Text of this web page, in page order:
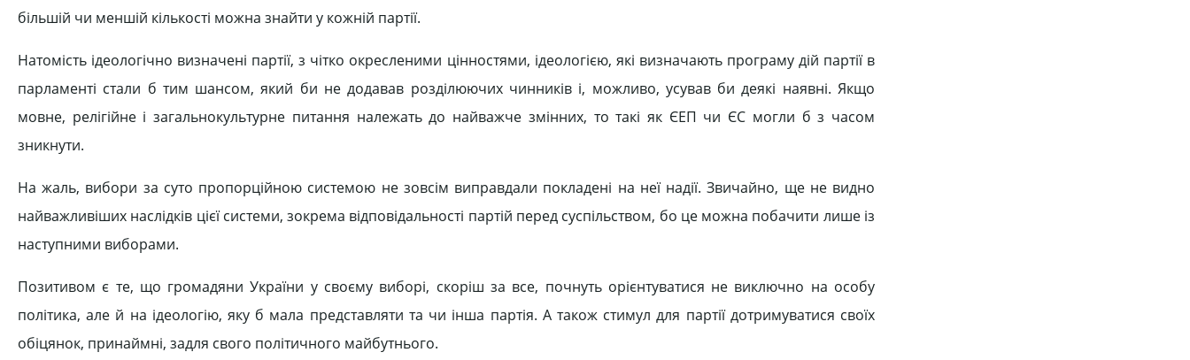
більшій чи меншій кількості можна знайти у кожній партії.
Натомість ідеологічно визначені партії, з чітко окресленими цінностями, ідеологією, які визначають програму дій партії в
парламенті стали б тим шансом, який би не додавав розділюючих чинників і, можливо, усував би деякі наявні. Якщо
мовне, релігійне і загальнокультурне питання належать до найважче змінних, то такі як ЄЕП чи ЄС могли б з часом
зникнути.
На жаль, вибори за суто пропорційною системою не зовсім виправдали покладені на неї надії. Звичайно, ще не видно
найважливіших наслідків цієї системи, зокрема відповідальності партій перед суспільством, бо це можна побачити лише із
наступними виборами.
Позитивом є те, що громадяни України у своєму виборі, скоріш за все, почнуть орієнтуватися не виключно на особу
політика, але й на ідеологію, яку б мала представляти та чи інша партія. А також стимул для партії дотримуватися своїх
обіцянок, принаймні, задля свого політичного майбутнього.